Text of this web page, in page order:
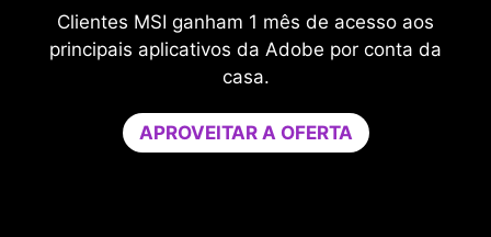
ganham 1 mês de acesso aos
aplicativos da Adobe por conta da
APROVEITAR A OFERTA
comprometer
jogos,